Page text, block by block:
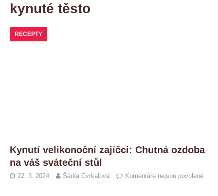
kynuté těsto
RECEPTY
Kynutí velikonoční zajíčci: Chutná ozdoba
na váš sváteční stůl
22. 3. 2024 Šárka Cvrkalová Komentáře nejsou povolené